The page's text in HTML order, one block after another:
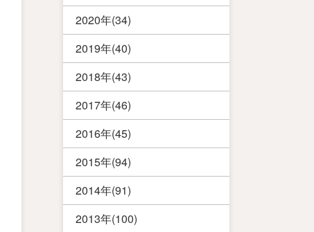
2020年(34)
2019年(40)
2018年(43)
2017年(46)
2016年(45)
2015年(94)
2014年(91)
2013年(100)